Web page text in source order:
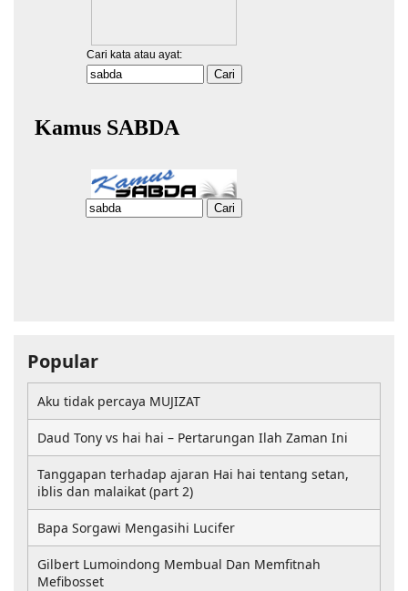
Popular
Aku tidak percaya MUJIZAT
Daud Tony vs hai hai – Pertarungan Ilah Zaman Ini
Tanggapan terhadap ajaran Hai hai tentang setan,
iblis dan malaikat (part 2)
Bapa Sorgawi Mengasihi Lucifer
Gilbert Lumoindong Membual Dan Memfitnah
Mefibosset